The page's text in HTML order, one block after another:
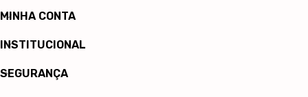
MINHA CONTA
INSTITUCIONAL
SEGURANÇA